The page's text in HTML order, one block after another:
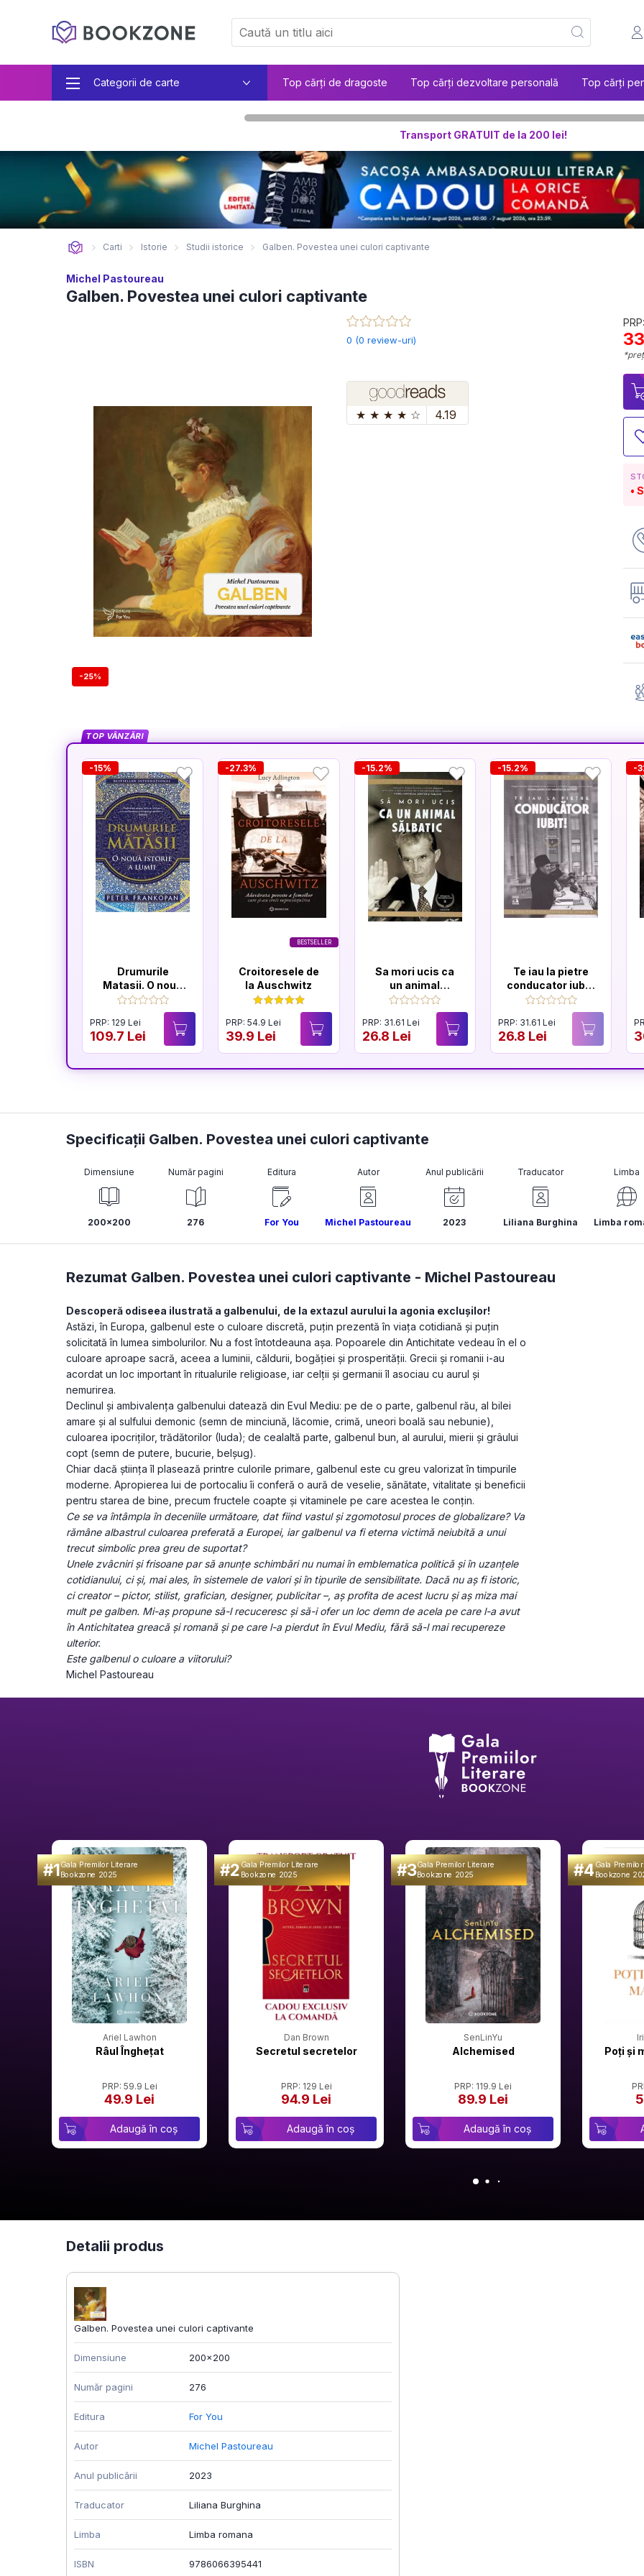
Categorii de carte Top cărți de dragoste Top cărți dezvoltare personală Top cărți
Transport GRATUIT de la 200 lei!
Carti Istorie Studii istorice Galben. Povestea unei culori captivante
Michel Pastoureau
Galben. Povestea unei culori captivante
-25%
0 (0 review-uri)
★ ★ ★ ★ ☆ 4.19
TOP VÂNZĂRI
-15%
Drumurile
Matasii. O noua
istorie a lumii
PRP: 129 Lei
109.7 Lei
BESTSELLER
-27.3%
Croitoresele de
la Auschwitz
PRP: 54.9 Lei
39.9 Lei
-15.2%
Sa mori ucis ca
un animal
salbatic. Seria
Sfarsitul
Ceausestilor
Vol.2
PRP: 31.61 Lei
26.8 Lei
-15.2%
Te iau la pietre
conducator iubit.
Seria Sfarsitul
Ceausestilor
Vol.1
PRP: 31.61 Lei
26.8 Lei
-
Specificații Galben. Povestea unei culori captivante
Dimensiune
200x200
Număr pagini
276
Editura
For You
Autor
Michel Pastoureau
Anul publicării
2023
Traducator
Liliana Burghina
Limba
Limba
Rezumat Galben. Povestea unei culori captivante - Michel Pastoureau
Descoperă odiseea ilustrată a galbenului, de la extazul aurului la agonia exclușilor!
Astăzi, în Europa, galbenul este o culoare discretă, puțin prezentă în viața cotidiană și puțin
solicitată în lumea simbolurilor. Nu a fost întotdeauna așa. Popoarele din Antichitate vedeau în el o
culoare aproape sacră, aceea a luminii, căldurii, bogăției și prosperității. Grecii și romanii i-au
acordat un loc important în ritualurile religioase, iar celții și germanii îl asociau cu aurul și
nemurirea.
Declinul și ambivalența galbenului datează din Evul Mediu: pe de o parte, galbenul rău, al bilei
amare și al sulfului demonic (semn de minciună, lăcomie, crimă, uneori boală sau nebunie),
culoarea ipocriților, trădătorilor (Iuda); de cealaltă parte, galbenul bun, al aurului, mierii și grâului
copt (semn de putere, bucurie, belșug).
Chiar dacă știința îl plasează printre culorile primare, galbenul este cu greu valorizat în timpurile
moderne. Apropierea lui de portocaliu îi conferă o aură de veselie, sănătate, vitalitate și beneficii
pentru starea de bine, precum fructele coapte și vitaminele pe care acestea le conțin.
Ce se va întâmpla în deceniile următoare, dat fiind vastul și zgomotosul proces de globalizare? Va
rămâne albastrul culoarea preferată a Europei, iar galbenul va fi eterna victimă neiubită a unui
trecut simbolic prea greu de suportat?
Unele zvâcniri și frisoane par să anunțe schimbări nu numai în emblematica politică și în uzanțele
cotidianului, ci și, mai ales, în sistemele de valori și în tipurile de sensibilitate. Dacă nu aș fi istoric,
ci creator – pictor, stilist, grafician, designer, publicitar –, aș profita de acest lucru și aș miza mai
mult pe galben. Mi-aș propune să-l recuceresc și să-i ofer un loc demn de acela pe care l-a avut
în Antichitatea greacă și romană și pe care l-a pierdut în Evul Mediu, fără să-l mai recupereze
ulterior.
Este galbenul o culoare a viitorului?
Michel Pastoureau
#1Gala Premilor Literare
Bookzone 2025
Ariel Lawhon
Râul Înghețat
PRP: 59.9 Lei
49.9 Lei
Adaugă în coș
#2Gala Premilor Literare
Bookzone 2025
Dan Brown
Secretul secretelor
PRP: 129 Lei
94.9 Lei
Adaugă în coș
#3Gala Premilor Literare
Bookzone 2025
SenLinYu
Alchemised
PRP: 119.9 Lei
89.9 Lei
Adaugă în coș
#4Gala
Bookzone
Poți și
Detalii produs
Galben. Povestea unei culori captivante
Dimensiune 200x200
Număr pagini 276
Editura For You
Autor Michel Pastoureau
Anul publicării 2023
Traducator Liliana Burghina
Limba Limba romana
ISBN 9786066395441